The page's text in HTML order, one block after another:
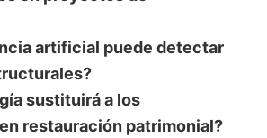
artificial puede detectar
sustituirá a los
restauración patrimonial?